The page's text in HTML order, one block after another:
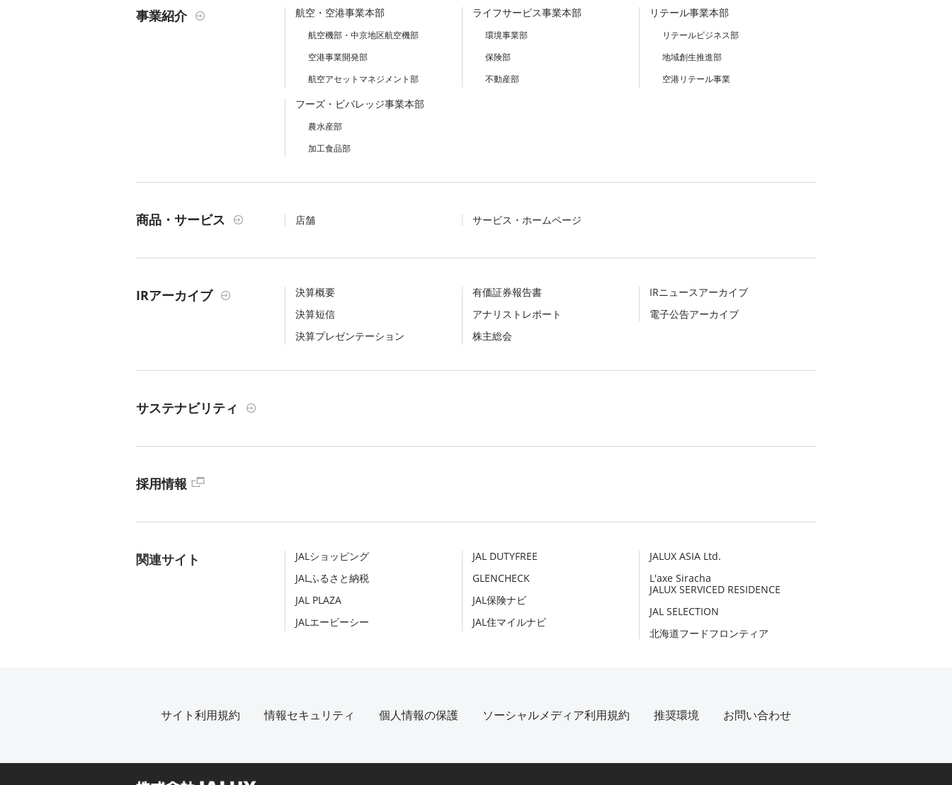
事業紹介 航空・空港事業本部
航空機部・中京地区航空機部
空港事業開発部
航空アセットマネジメント部
ライフサービス事業本部
環境事業部
保険部
不動産部
リテール事業本部
リテールビジネス部
地域創生推進部
空港リテール事業
フーズ・ビバレッジ事業本部
農水産部
加工食品部
商品・サービス 店舗 サービス・ホームページ
IRアーカイブ
決算概要
決算短信
決算プレゼンテーション
有価証券報告書
アナリストレポート
株主総会
IRニュースアーカイブ
電子公告アーカイブ
サステナビリティ
採用情報
関連サイト
JALショッピング
JALふるさと納税
JAL PLAZA
JALエービーシー
JAL DUTYFREE
GLENCHECK
JAL保険ナビ
JAL住マイルナビ
JALUX ASIA Ltd.
L'axe Siracha
JALUX SERVICED RESIDENCE
JAL SELECTION
北海道フードフロンティア
サイト利用規約 情報セキュリティ 個人情報の保護 ソーシャルメディア利用規約 推奨環境 お問い合わせ